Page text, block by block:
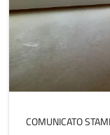
COMUNICATO